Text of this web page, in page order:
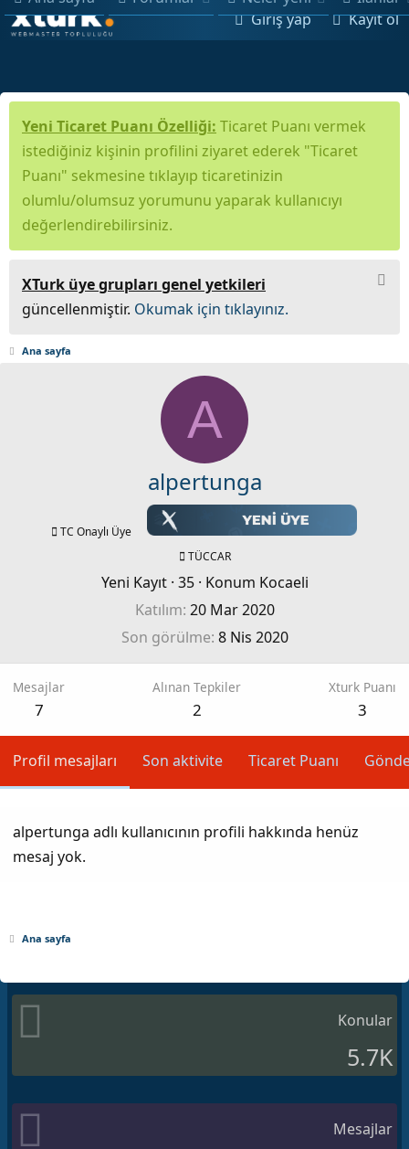
Giriş yap Kayıt ol
Yeni Ticaret Puanı Özelliği: Ticaret Puanı vermek
istediğiniz kişinin profilini ziyaret ederek "Ticaret
Puanı" sekmesine tıklayıp ticaretinizin
olumlu/olumsuz yorumunu yaparak kullanıcıyı
değerlendirebilirsiniz.
XTurk üye grupları genel yetkileri
güncellenmiştir. Okumak için tıklayınız.
Ana sayfa
A
alpertunga
TC Onaylı Üye
TÜCCAR
Yeni Kayıt · 35 · Konum Kocaeli
Katılım 20 Mar 2020
Son görülme 8 Nis 2020
Mesajlar
7
Alınan Tepkiler
2
Xturk Puanı
3
Profil mesajları Son aktivite Ticaret Puanı
alpertunga adlı kullanıcının profili hakkında henüz
mesaj yok.
Ana sayfa
Konular
5.7K
Mesajlar